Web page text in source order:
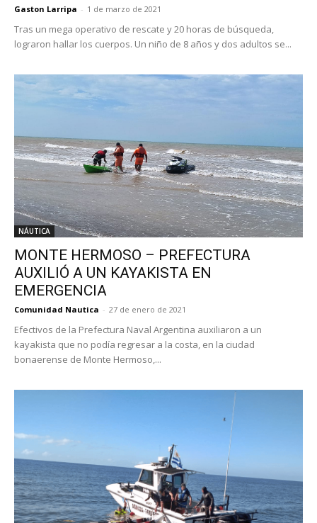
Gaston Larripa - 1 de marzo de 2021
Tras un mega operativo de rescate y 20 horas de búsqueda,
lograron hallar los cuerpos. Un niño de 8 años y dos adultos se...
NÁUTICA
MONTE HERMOSO – PREFECTURA
AUXILIÓ A UN KAYAKISTA EN
EMERGENCIA
Comunidad Nautica - 27 de enero de 2021
Efectivos de la Prefectura Naval Argentina auxiliaron a un
kayakista que no podía regresar a la costa, en la ciudad
bonaerense de Monte Hermoso,...